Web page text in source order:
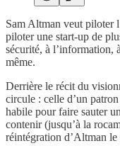
Sam Altman veut piloter
piloter une start-up de
sécurité, à l’information,
même.
Derrière le récit du
circule : celle d’un
habile pour faire sauter
contenir (jusqu’à la
réintégration d’Altman le